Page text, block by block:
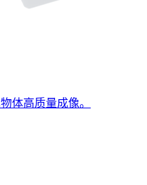
体高质量成像。